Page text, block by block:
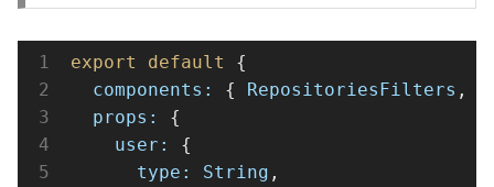
export default
{
components : { RepositoriesFilters ,
props :
{
user :
{
type : String ,